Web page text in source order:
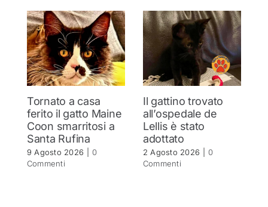
Tornato a casa
ferito il gatto Maine
Coon smarritosi a
Santa Rufina
9 Agosto 2026
0
Commenti
Il gattino trovato
all’ospedale de
Lellis è stato
adottato
2 Agosto 2026
0
Commenti